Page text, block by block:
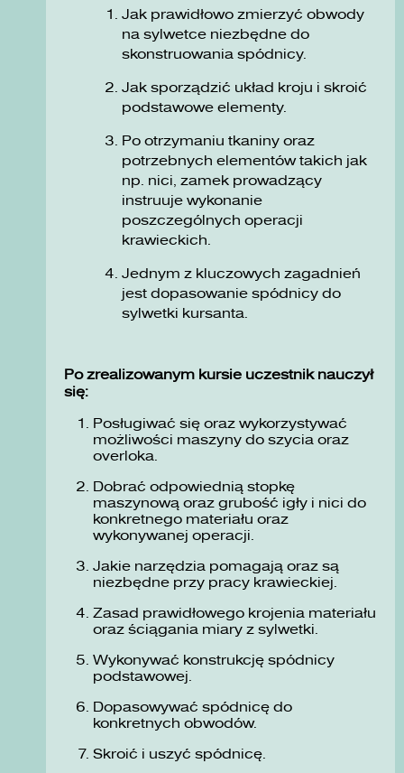
Jak prawidłowo zmierzyć obwody
na sylwetce niezbędne do
skonstruowania spódnicy.
Jak sporządzić układ kroju i skroić
podstawowe elementy.
Po otrzymaniu tkaniny oraz
potrzebnych elementów takich jak
np. nici, zamek prowadzący
instruuje wykonanie
poszczególnych operacji
krawieckich.
Jednym z kluczowych zagadnień
jest dopasowanie spódnicy do
sylwetki kursanta.
Po zrealizowanym kursie uczestnik nauczył
się:
Posługiwać się oraz wykorzystywać
możliwości maszyny do szycia oraz
overloka.
Dobrać odpowiednią stopkę
maszynową oraz grubość igły i nici do
konkretnego materiału oraz
wykonywanej operacji.
Jakie narzędzia pomagają oraz są
niezbędne przy pracy krawieckiej.
Zasad prawidłowego krojenia materiału
oraz ściągania miary z sylwetki.
Wykonywać konstrukcję spódnicy
podstawowej.
Dopasowywać spódnicę do
konkretnych obwodów.
Skroić i uszyć spódnicę.